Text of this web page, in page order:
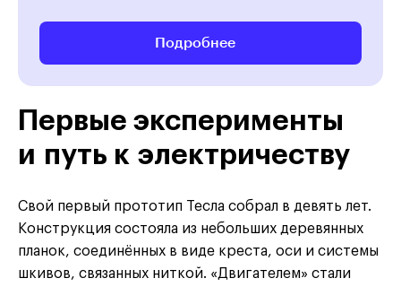
Подробнее
Первые эксперименты
и путь к электричеству
Свой первый прототип Тесла собрал в девять лет.
Конструкция состояла из небольших деревянных
планок, соединённых в виде креста, оси и системы
шкивов, связанных ниткой. «Двигателем» стали